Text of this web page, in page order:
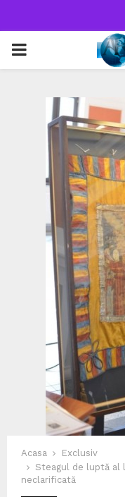
PRIMARY
Acasa
Exclusiv
Steagul de luptă al
neclarificată